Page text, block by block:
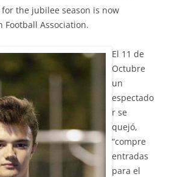
for the jubilee season is now
Football Association.
El 11 de
Octubre
un
espectado
r se
quejó,
“compre
entradas
para el